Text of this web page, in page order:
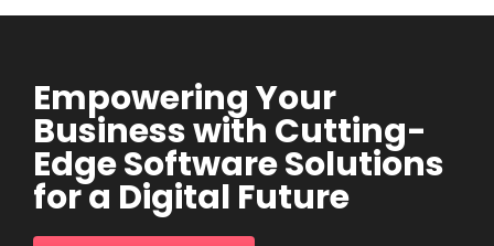
Empowering Your
Business with Cutting-
Edge Software Solutions
for a Digital Future